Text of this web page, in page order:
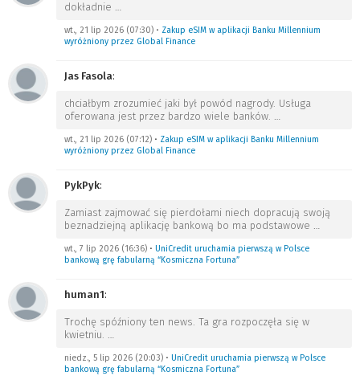
dokładnie …
wt., 21 lip 2026 (07:30) • Zakup eSIM w aplikacji Banku Millennium
wyróżniony przez Global Finance
Jas Fasola:
chciałbym zrozumieć jaki był powód nagrody. Usługa
oferowana jest przez bardzo wiele banków. …
wt., 21 lip 2026 (07:12) • Zakup eSIM w aplikacji Banku Millennium
wyróżniony przez Global Finance
PykPyk:
Zamiast zajmować się pierdołami niech dopracują swoją
beznadziejną aplikację bankową bo ma podstawowe …
wt., 7 lip 2026 (16:36) • UniCredit uruchamia pierwszą w Polsce
bankową grę fabularną “Kosmiczna Fortuna”
human1:
Trochę spóźniony ten news. Ta gra rozpoczęła się w
kwietniu. …
niedz., 5 lip 2026 (20:03) • UniCredit uruchamia pierwszą w Polsce
bankową grę fabularną “Kosmiczna Fortuna”